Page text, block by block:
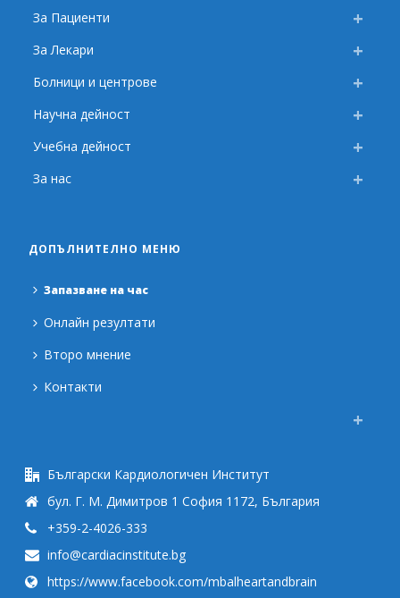
За Пациенти
За Лекари
Болници и центрове
Научна дейност
Учебна дейност
За нас
ДОПЪЛНИТЕЛНО МЕНЮ
Запазване на час
Онлайн резултати
Второ мнение
Контакти
Български Кардиологичен Институт
бул. Г. М. Димитров 1 София 1172, България
+359-2-4026-333
info@cardiacinstitute.bg
https://www.facebook.com/mbalheartandbrain